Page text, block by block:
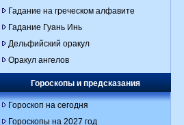
Гадание на греческом алфавите
Гадание Гуань Инь
Дельфийский оракул
Оракул ангелов
Гороскопы и предсказания
Гороскоп на сегодня
Гороскопы на 2027 год